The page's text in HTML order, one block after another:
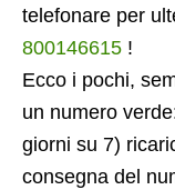
telefonare per
800146615 !
Ecco i pochi,
un numero
giorni su 7)
consegna del